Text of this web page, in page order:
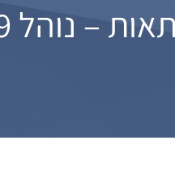
– נוהל 329